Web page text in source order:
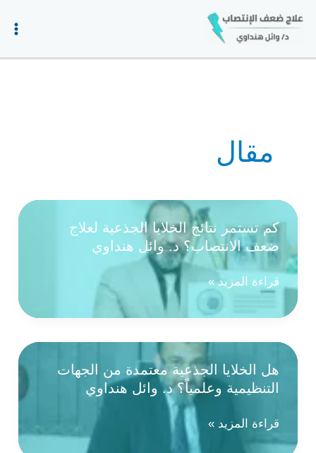
إلى
المحتوى
مقال
كم تستمر نتائج الخلايا الجذعية لعلاج
ضعف الانتصاب؟ د. وائل هنداوي
كم
نتائج
لعلاج
ضعف
د.
وائل
قراءة المزيد »
هل الخلايا الجذعية معتمدة من الجهات
التنظيمية وعلمياً؟ د. وائل هنداوي
هل
الخلايا
قراءة المزيد »